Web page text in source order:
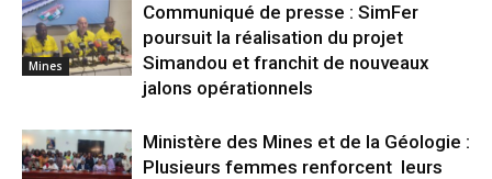
Mines
Communiqué de presse : SimFer
poursuit la réalisation du projet
Simandou et franchit de nouveaux
jalons opérationnels
Ministère des Mines et de la Géologie :
Plusieurs femmes renforcent leurs